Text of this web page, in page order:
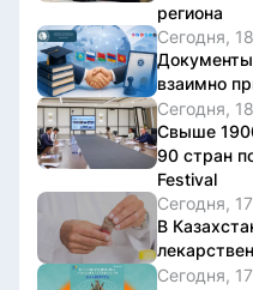
региона
Сегодня,
Документы
взаимно
Сегодня,
Свыше
90 стран
Festival
Сегодня,
В
Сегодня,